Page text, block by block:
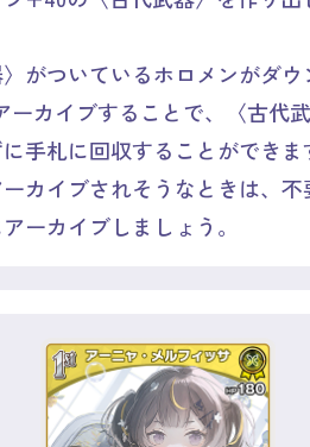
〉がついているホロメンがダ
ーカイブすることで、〈古代
手札に回収することができ
カイブされそうなときは、不
ーカイブしましょう。